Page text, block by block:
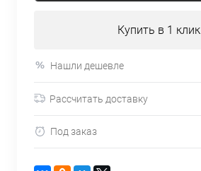
Купить в 1 клик
Нашли дешевле
Рассчитать доставку
Под заказ